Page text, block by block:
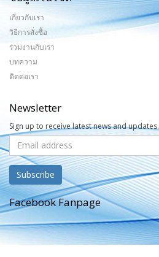
เกี่ยวกับเรา
วิธีการสั่งซื้อ
ร่วมงานกับเรา
บทความ
ติดต่อเรา
Newsletter
Sign up to receive latest news and updates.
Facebook Fanpage